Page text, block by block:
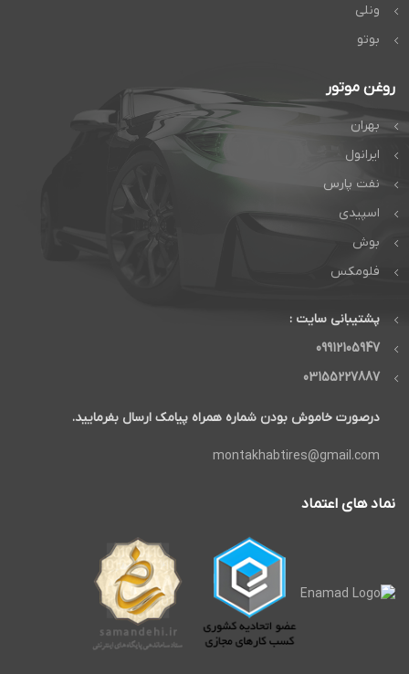
ونلی
بوتو
روغن موتور
بهران
ایرانول
نفت پارس
اسپیدی
بوش
فلومکس
پشتیبانی سایت :
09912105947
03155227887
درصورت خاموش بودن شماره همراه پیامک ارسال بفرمایید.
montakhabtires@gmail.com
نماد های اعتماد